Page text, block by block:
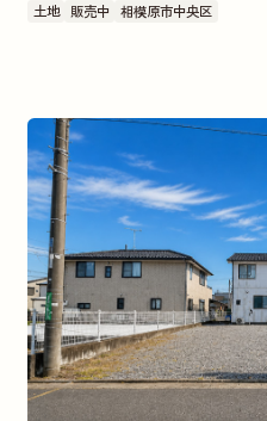
土地 販売中 相模原市中央区